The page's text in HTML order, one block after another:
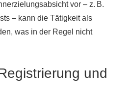
vor – z. B.
– kann die Tätigkeit als
was in der Regel nicht
und